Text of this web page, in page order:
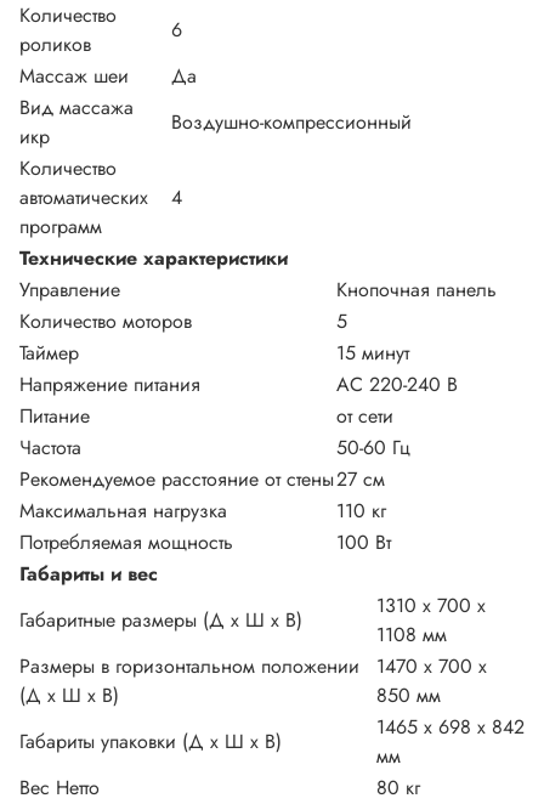
Количество
роликов
6
Массаж шеи
Да
Вид массажа
икр
Воздушно-компрессионный
Количество
автоматических
программ
4
Технические характеристики
Управление
Кнопочная панель
Количество моторов
5
Таймер
15 минут
Напряжение питания
АС 220-240 В
Питание
от сети
Частота
50-60 Гц
Рекомендуемое расстояние от стены27 см
Максимальная нагрузка
110 кг
Потребляемая мощность
100 Вт
Габариты и вес
Габаритные размеры (Д х Ш х В)
1310 х 700 х
1108 мм
Размеры в горизонтальном положении
(Д х Ш х В)
1470 x 700 x
850 мм
Габариты упаковки (Д х Ш х В)
1465 х 698 х 842
мм
Вес Нетто
80 кг